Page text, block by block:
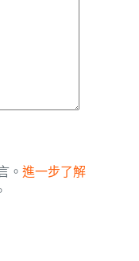
。 進一步了解